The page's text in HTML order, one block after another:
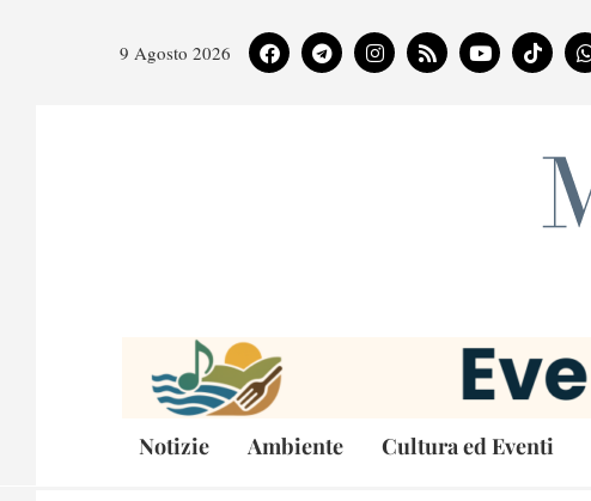
9 Agosto 2026
Notizie Ambiente Cultura ed Eventi